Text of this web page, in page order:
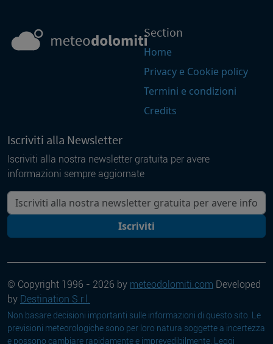
Section
Home
Privacy e Cookie policy
Termini e condizioni
Credits
Iscriviti alla Newsletter
Iscriviti alla nostra newsletter gratuita per avere
informazioni sempre aggiornate
La tua mail
Iscriviti
© Copyright 1996 - 2026 by meteodolomiti.com Developed
by Destination S.r.l.
Non basare decisioni importanti sulle informazioni di questo sito. Le
previsioni meteorologiche sono per loro natura soggette a incertezza
e possono cambiare rapidamente e imprevedibilmente. Leggi